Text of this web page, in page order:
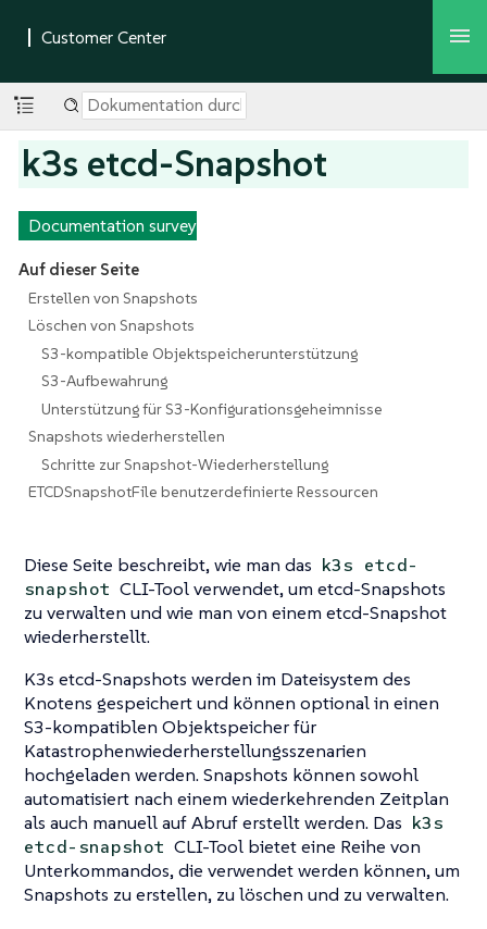
k3s etcd-Snapshot
Documentation survey
Auf dieser Seite
Erstellen von Snapshots
Löschen von Snapshots
S3-kompatible Objektspeicherunterstützung
S3-Aufbewahrung
Unterstützung für S3-Konfigurationsgeheimnisse
Snapshots wiederherstellen
Schritte zur Snapshot-Wiederherstellung
ETCDSnapshotFile benutzerdefinierte Ressourcen
Diese Seite beschreibt, wie man das k3s etcd-
snapshot CLI-Tool verwendet, um etcd-Snapshots
zu verwalten und wie man von einem etcd-Snapshot
wiederherstellt.
K3s etcd-Snapshots werden im Dateisystem des
Knotens gespeichert und können optional in einen
S3-kompatiblen Objektspeicher für
Katastrophenwiederherstellungsszenarien
hochgeladen werden. Snapshots können sowohl
automatisiert nach einem wiederkehrenden Zeitplan
als auch manuell auf Abruf erstellt werden. Das k3s
etcd-snapshot CLI-Tool bietet eine Reihe von
Unterkommandos, die verwendet werden können, um
Snapshots zu erstellen, zu löschen und zu verwalten.